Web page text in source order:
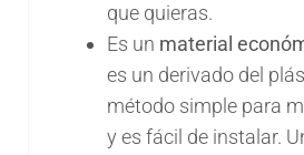
que quieras.
Es un material
es un derivado del
método simple para
y es fácil de instalar.